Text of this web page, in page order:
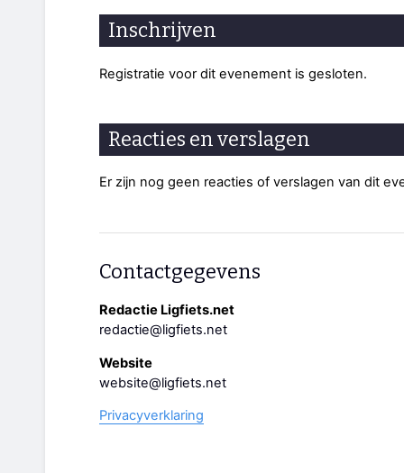
Inschrijven
Registratie voor dit evenement is gesloten.
Reacties en verslagen
Er zijn nog geen reacties of verslagen van dit
Contactgegevens
Redactie Ligfiets.net
redactie@ligfiets.net
Website
website@ligfiets.net
Privacyverklaring